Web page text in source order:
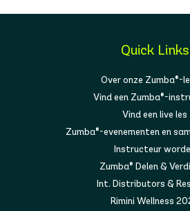
Quick Links
Over onze Zumba®-
Vind een Zumba®-
Vind een live les
Zumba®-evenementen en
Instructeur
Zumba® Delen &
Int. Distributors &
Rimini Wellness